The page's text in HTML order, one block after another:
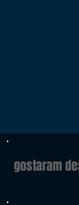
gostaram